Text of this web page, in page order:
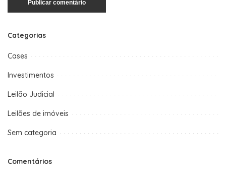
Categorias
Cases
Investimentos
Leilão Judicial
Leilões de imóveis
Sem categoria
Comentários